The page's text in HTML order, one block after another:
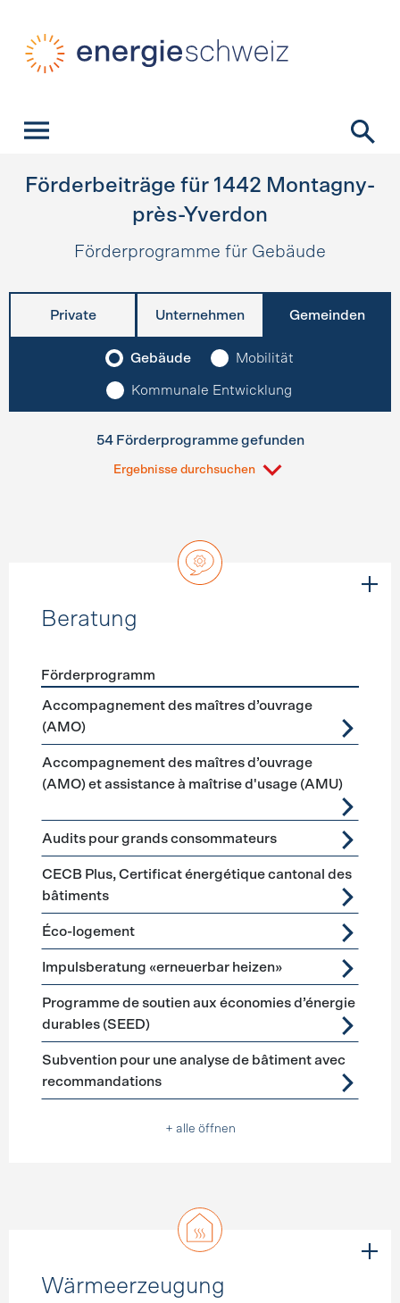
Förderbeiträge für 1442 Montagny-
près-Yverdon
Förderprogramme für Gebäude
Private Unternehmen Gemeinden
Gebäude Mobilität
Kommunale Entwicklung
54 Förderprogramme gefunden
Ergebnisse durchsuchen
Beratung
Förderprogramme Beratung
Förderprogramm
Accompagnement des maîtres d’ouvrage
(AMO)
Accompagnement des maîtres d’ouvrage
(AMO) et assistance à maîtrise d'usage (AMU)
Audits pour grands consommateurs
CECB Plus, Certificat énergétique cantonal des
bâtiments
Éco-logement
Impulsberatung «erneuerbar heizen»
Programme de soutien aux économies d’énergie
durables (SEED)
Subvention pour une analyse de bâtiment avec
recommandations
+ alle öffnen
Wärmeerzeugung